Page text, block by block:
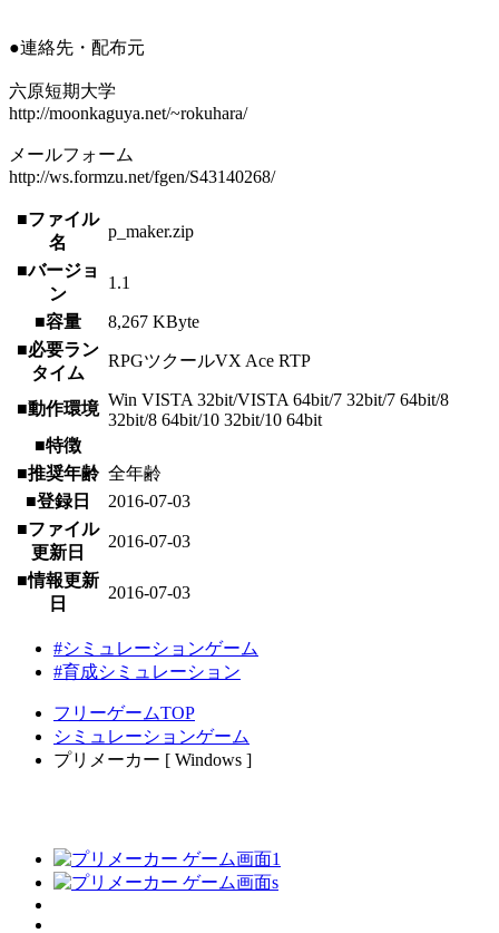
●連絡先・配布元
六原短期大学
http://moonkaguya.net/~rokuhara/
メールフォーム
http://ws.formzu.net/fgen/S43140268/
■ファイル
名
p_maker.zip
■バージョ
ン
1.1
■容量
8,267 KByte
■必要ラン
タイム
RPGツクールVX Ace RTP
■動作環境 Win VISTA 32bit/VISTA 64bit/7 32bit/7 64bit/8
32bit/8 64bit/10 32bit/10 64bit
■特徴
■推奨年齢 全年齢
■登録日
2016-07-03
■ファイル
更新日
2016-07-03
■情報更新
日
2016-07-03
#シミュレーションゲーム
#育成シミュレーション
フリーゲームTOP
シミュレーションゲーム
プリメーカー [ Windows ]